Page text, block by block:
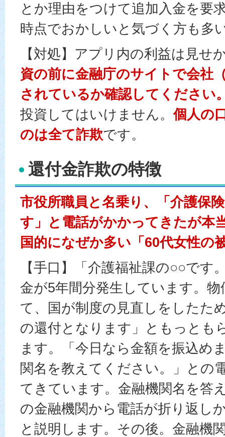
とか理由をつけて追加入金を要
時点でおかしいと気づく方も多
【対処】アプリ内の利益は見せ
資の前に金融庁のサイトで会社
されているか確認してください
投資してはいけません。個人の
のは全て詐欺です。
還付金詐欺の特徴
市役所職員と名乗り、「介護保
す」と電話がかかってきたが
国的になぜか多い「60代女性の
【手口】「介護福祉課の○○です
金が5年間分発生しています。
て、国が制度の見直しをしたた
の還付となります」ともっとも
ます。「今日なら金額を振込め
関名を教えてください。」との
てきています。金融機関名を答
の金融機関から電話が折り返し
と説明します。その後。金融機